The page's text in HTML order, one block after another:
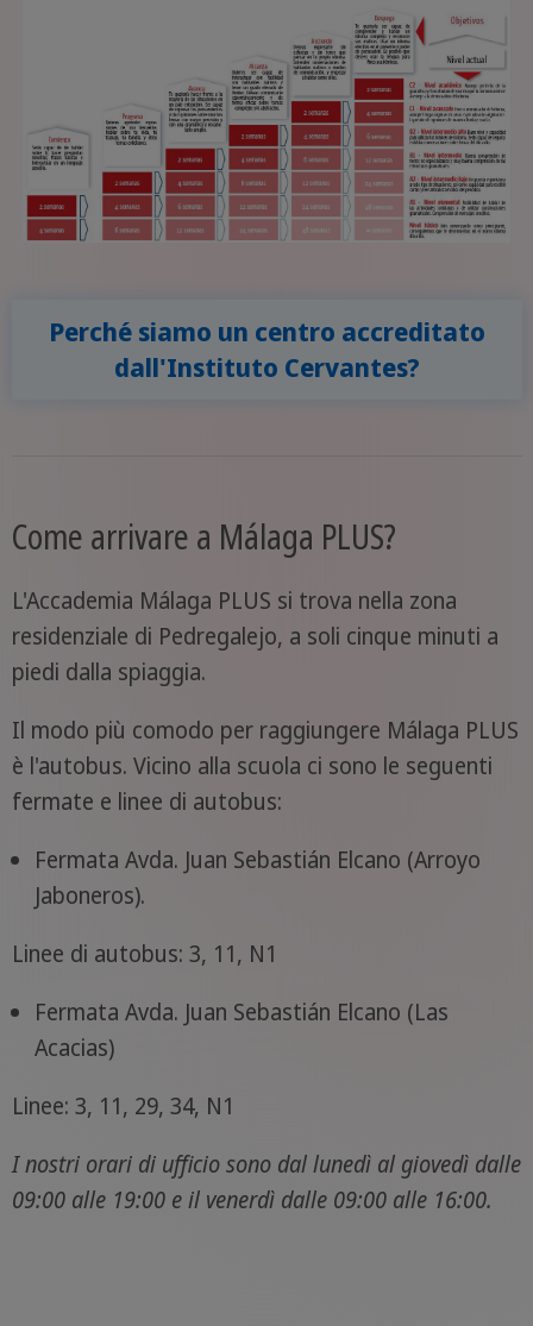
Perché siamo un centro accreditato
dall'Instituto Cervantes?
Come arrivare a Málaga PLUS?
L'Accademia Málaga PLUS si trova nella zona
residenziale di Pedregalejo, a soli cinque minuti a
piedi dalla spiaggia.
Il modo più comodo per raggiungere Málaga PLUS
è l'autobus. Vicino alla scuola ci sono le seguenti
fermate e linee di autobus:
Fermata Avda. Juan Sebastián Elcano (Arroyo
Jaboneros).
Linee di autobus: 3, 11, N1
Fermata Avda. Juan Sebastián Elcano (Las
Acacias)
Linee: 3, 11, 29, 34, N1
I nostri orari di ufficio sono dal lunedì al giovedì dalle
09:00 alle 19:00 e il venerdì dalle 09:00 alle 16:00.